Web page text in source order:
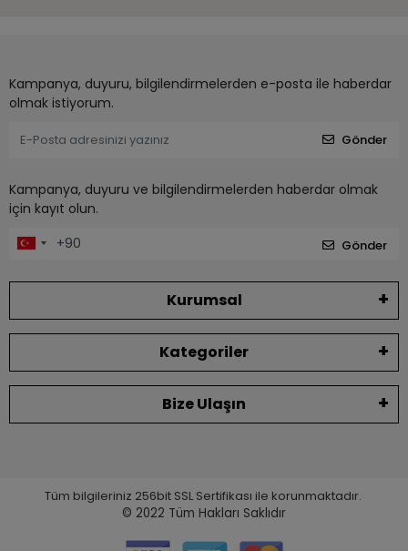
Kampanya, duyuru, bilgilendirmelerden e-posta ile haberdar
olmak istiyorum.
Gönder
Kampanya, duyuru ve bilgilendirmelerden haberdar olmak
için kayıt olun.
Gönder
Kurumsal
Kategoriler
Bize Ulaşın
Tüm bilgileriniz 256bit SSL Sertifikası ile korunmaktadır.
© 2022 Tüm Hakları Saklıdır